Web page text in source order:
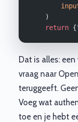
    )
    return
{
Dat is alles:
vraag naar
teruggeeft.
Voeg wat
toe en je hebt